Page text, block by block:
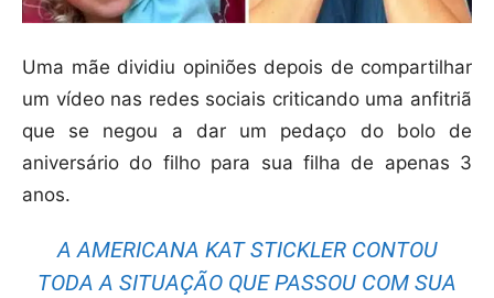
Uma mãe dividiu opiniões depois de compartilhar
um vídeo nas redes sociais criticando uma anfitriã
que se negou a dar um pedaço do bolo de
aniversário do filho para sua filha de apenas 3
anos.
A AMERICANA KAT STICKLER CONTOU
TODA A SITUAÇÃO QUE PASSOU COM SUA